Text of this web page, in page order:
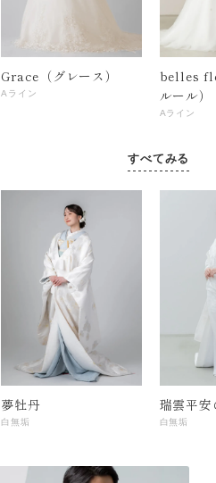
Grace（グレース）
Aライン
belles
ルール）
Aライン
すべてみる
夢牡丹
白無垢
瑞雲平安
白無垢